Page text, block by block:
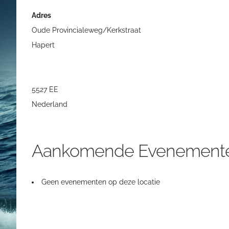
Adres
Oude Provincialeweg/Kerkstraat
Hapert
5527 EE
Nederland
Aankomende
Geen evenementen op deze locatie